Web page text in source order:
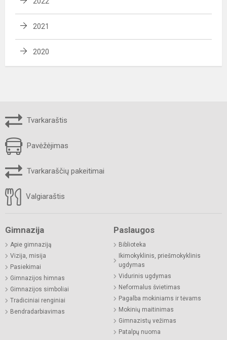
2021
2020
Tvarkaraštis
Pavėžėjimas
Tvarkaraščių pakeitimai
Valgiaraštis
Gimnazija
Apie gimnaziją
Vizija, misija
Pasiekimai
Gimnazijos himnas
Gimnazijos simboliai
Tradiciniai renginiai
Bendradarbiavimas
Paslaugos
Biblioteka
Ikimokyklinis, priešmokyklinis
ugdymas
Vidurinis ugdymas
Neformalus švietimas
Pagalba mokiniams ir tėvams
Mokinių maitinimas
Gimnazistų vežimas
Patalpų nuoma